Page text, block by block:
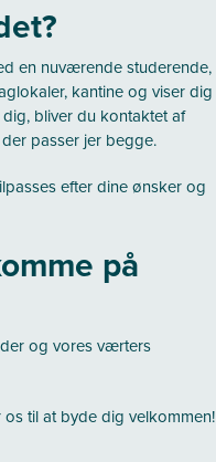
en nuværende studerende,
kantine og viser dig
bliver du kontaktet af
passer jer begge.
efter dine ønsker og
på
og vores værters
til at byde dig velkommen!